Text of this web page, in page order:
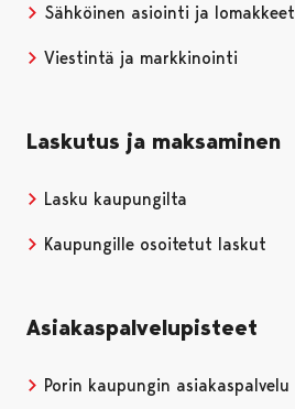
Sähköinen asiointi ja lomakkeet
Viestintä ja markkinointi
Laskutus ja maksaminen
Lasku kaupungilta
Kaupungille osoitetut laskut
Asiakaspalvelupisteet
Porin kaupungin asiakaspalvelu